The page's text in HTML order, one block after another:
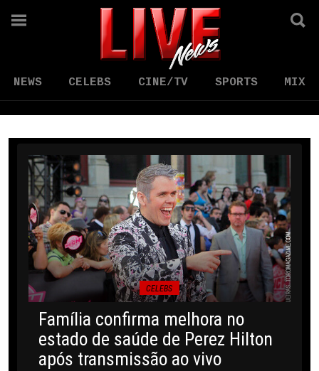
NEWS CELEBS CINE/TV SPORTS MIX
CELEBS
Família confirma melhora no
estado de saúde de Perez Hilton
após transmissão ao vivo